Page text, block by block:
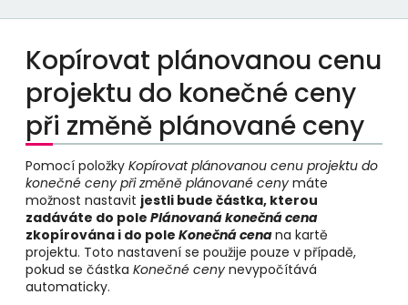
Kopírovat plánovanou cenu
projektu do konečné ceny
při změně plánované ceny
Pomocí položky Kopírovat plánovanou cenu projektu do
konečné ceny při změně plánované ceny máte
možnost nastavit jestli bude částka, kterou
zadáváte do pole Plánovaná konečná cena
zkopírována i do pole Konečná cenana kartě
projektu. Toto nastavení se použije pouze v případě,
pokud se částka Konečné ceny nevypočítává
automaticky.